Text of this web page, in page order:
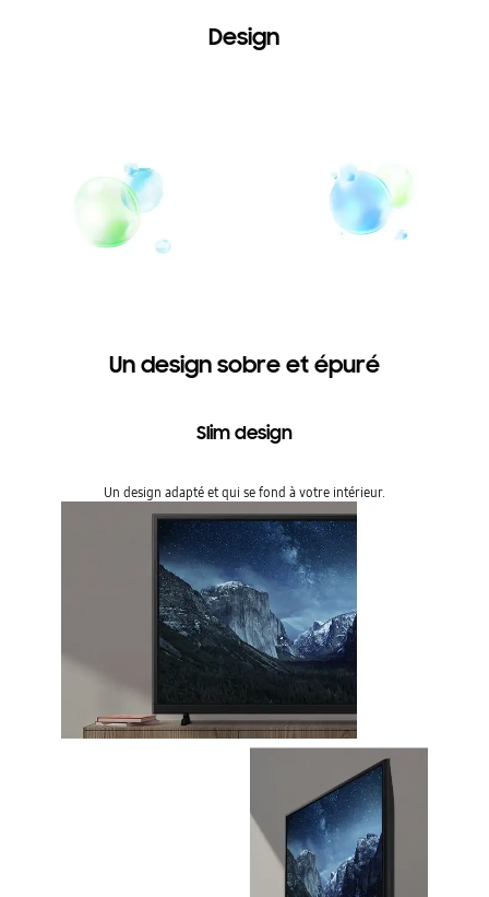
Design
Un design sobre et épuré
Slim design
Un design adapté et qui se fond à votre intérieur.